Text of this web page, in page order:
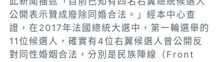
公開表示贊成廢除同婚合法。」經本中心查
證，在2017年法國總統大選中，第一輪選舉的
11位候選人，確實有4位右翼候選人曾公開反
對同性婚姻合法，分別是民族陣線（Front